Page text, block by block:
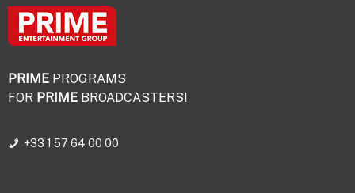
PRIME PROGRAMS
FOR PRIME BROADCASTERS!
+33 1 57 64 00 00